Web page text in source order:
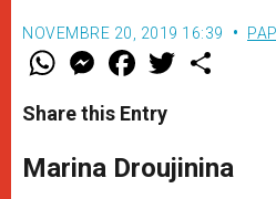
NOVEMBRE 20, 2019 16:39
W
t
s
p
p
M
e
s
e
g
e
F
a
e
b
o
k
w
r
Share this Entry
Marina Droujinina